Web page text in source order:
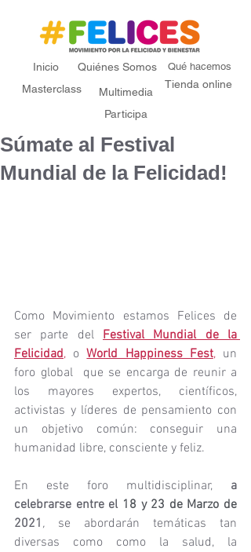
Inicio Quiénes Somos Qué hacemos
Masterclass Multimedia
Tienda online
Participa
Súmate al Festival
Mundial de la Felicidad!
Como Movimiento estamos Felices de
ser parte del Festival Mundial de la
Felicidad, o World Happiness Fest, un
foro global  que se encarga de reunir a
los mayores expertos, científicos,
activistas y líderes de pensamiento con
un objetivo común: conseguir una
humanidad libre, consciente y feliz.
En este foro multidisciplinar, a
celebrarse entre el
2021 , se abordarán temáticas tan
diversas como como la salud, la